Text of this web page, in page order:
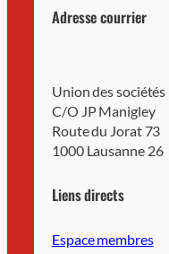
Adresse courrier
Union des sociétés
C/O JP Manigley
Route du Jorat 73
1000 Lausanne 26
Liens directs
Espace membres